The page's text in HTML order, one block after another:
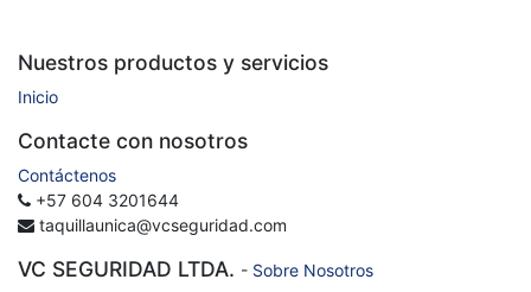
Nuestros productos y servicios
Inicio
Contacte con nosotros
Contáctenos
+57 604 3201644
taquillaunica@vcseguridad.com
VC SEGURIDAD LTDA. - Sobre Nosotros